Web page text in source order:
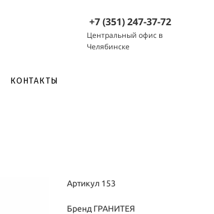
+7 (351)247-37-72
Центральный офис в
Челябинске
КОНТАКТЫ
Артикул 153
Бренд ГРАНИТЕЯ